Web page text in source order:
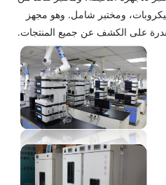
ومختبر شامل. وهو مجهز
على الكشف عن جميع المنتجات.